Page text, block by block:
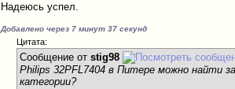
Надеюсь успел.
Добавлено через 7 минут 37 секунд
Цитата:
Сообщение отstig98
Philips 32PFL7404 в Питере можно найти
категории?